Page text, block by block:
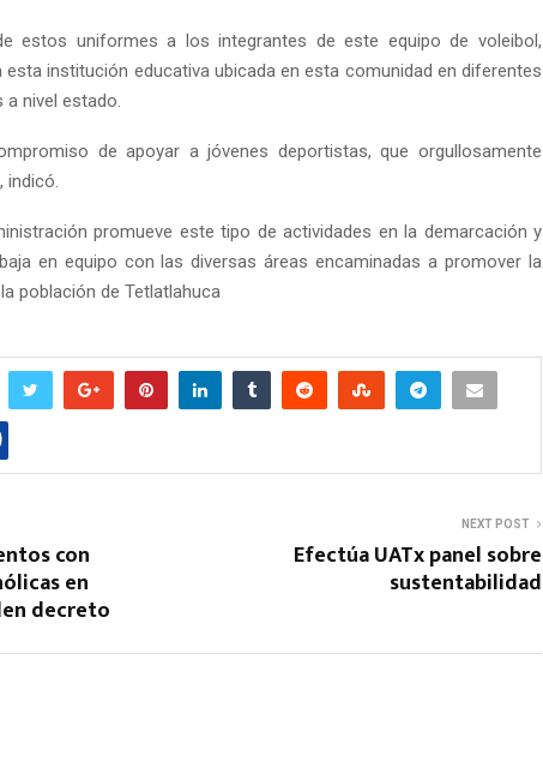
estos uniformes a los integrantes de este equipo de voleibol,
esta institución educativa ubicada en esta comunidad en diferentes
nivel estado.
de apoyar a jóvenes deportistas, que orgullosamente
indicó.
promueve este tipo de actividades en la demarcación y
en equipo con las diversas áreas encaminadas a promover la
población de Tetlatlahuca
con
en
decreto
NEXT POST
Efectúa UATx panel sobre
sustentabilidad